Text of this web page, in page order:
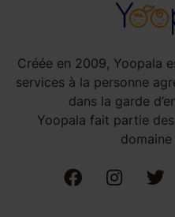
Créée en 2009, Yoopala
services à la personne
dans la garde
Yoopala fait partie
domaine